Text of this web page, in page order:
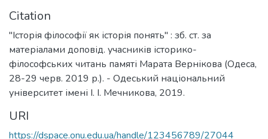
Citation
"Історія філософії як історія понять" : зб. ст. за
матеріалами доповід. учасників історико-
філософських читань памяті Марата Вернікова (Одеса,
28-29 черв. 2019 р.). - Одеський національний
університет імені І. І. Мечникова, 2019.
URI
https://dspace.onu.edu.ua/handle/123456789/27044